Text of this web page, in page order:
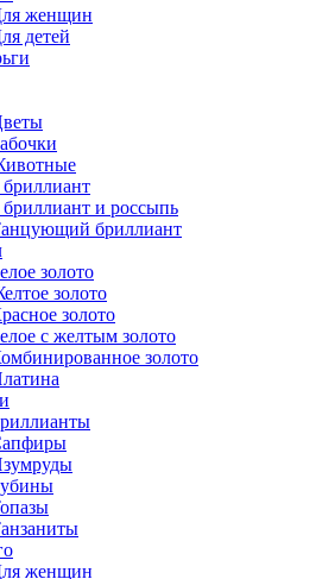
женщин
детей
бриллиант
бриллиант и россыпь
бриллиант
золото
золото
золото
с желтым золото
золото
женщин